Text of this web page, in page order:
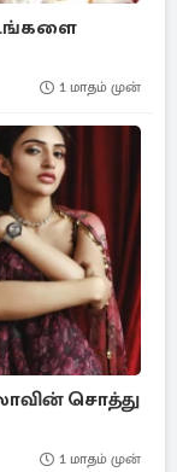
1 மாதம் முன்
சொத்து
1 மாதம் முன்